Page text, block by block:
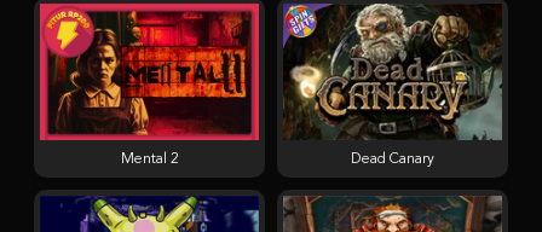
Mental 2 Dead Canary